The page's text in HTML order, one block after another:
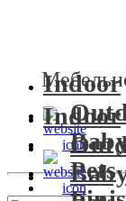
Indoor
Pets
Indoor